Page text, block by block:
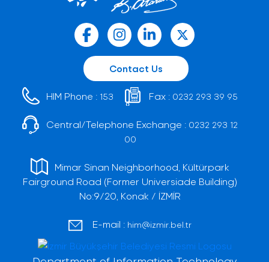
Contact Us
HIM Phone : 153 Fax : 0232 293 39 95
Central/Telephone Exchange : 0232 293 12
00
Mimar Sinan Neighborhood, Kültürpark
Fairground Road (Former Universiade Building)
No:9/20, Konak / İZMİR
E-mail : him@izmir.bel.tr